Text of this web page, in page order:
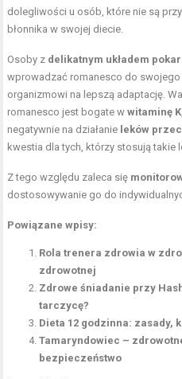
dolegliwości u osób, które nie są
błonnika w swojej diecie.
Osoby z delikatnym układem
wprowadzać romanesco do
organizmowi na lepszą adaptację.
romanesco jest bogate wwitaminę K
negatywnie na działanie leków
kwestia dla tych, którzy stosują takie
Z tego względu zaleca się
dostosowywanie go do
Powiązane wpisy:
Rola trenera zdrowia w
zdrowotnej
Zdrowe śniadanie przy
tarczycę?
Dieta 12 godzinna: zasady,
Tamaryndowiec –
bezpieczeństwo